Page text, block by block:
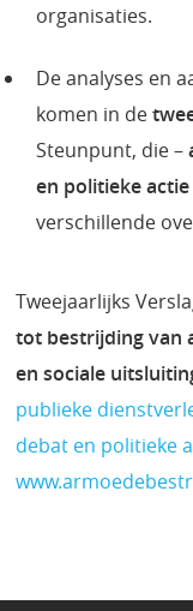
organisaties.
De analyses en
komen in de
Steunpunt, die –
en politieke actie
verschillende
Tweejaarlijks
tot bestrijding van
en sociale
publieke
debat en politieke